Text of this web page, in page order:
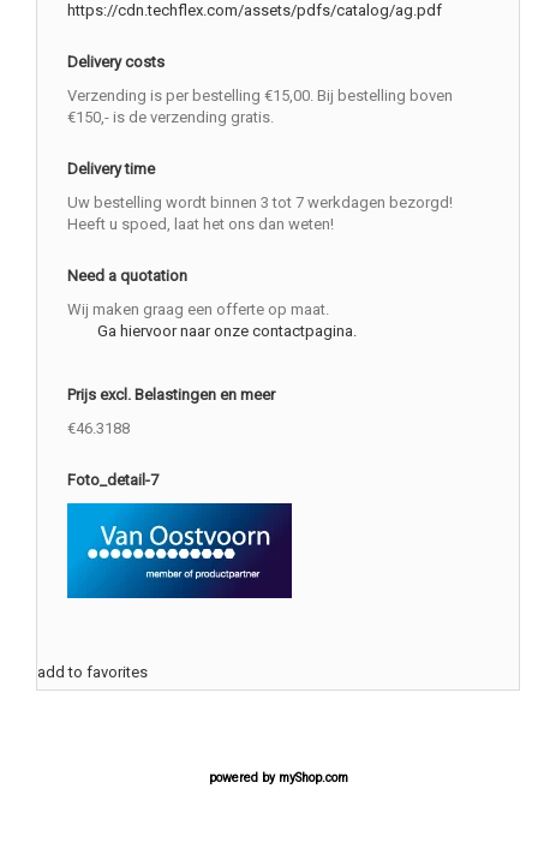
https://cdn.techflex.com/assets/pdfs/catalog/ag.pdf
Delivery costs
Verzending is per bestelling €15,00. Bij bestelling boven
€150,- is de verzending gratis.
Delivery time
Uw bestelling wordt binnen 3 tot 7 werkdagen bezorgd!
Heeft u spoed, laat het ons dan weten!
Need a quotation
Wij maken graag een offerte op maat.
Ga hiervoor naar onze contactpagina.
Prijs excl. Belastingen en meer
€46.3188
Foto_detail-7
add to favorites
powered by myShop.com